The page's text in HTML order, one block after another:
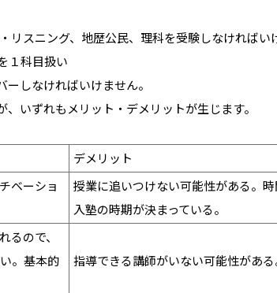
スニング、地歴公民、理科を受験しなければい
１科目扱い
しなければいけません。
いずれもメリット・デメリットが生じます。
デメリット
ベーショ
授業に追いつけない可能性がある。時
入塾の時期が決まっている。
るので、
。基本的
指導できる講師がいない可能性がある